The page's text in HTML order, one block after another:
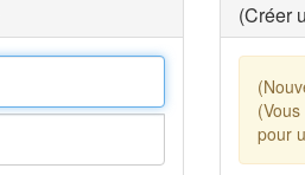
(Créer
pour